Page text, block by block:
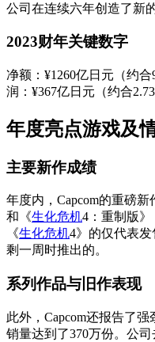
公司在连续六年创造了新
2023财年关键数字
净额：¥1260亿日元（约合
润：¥367亿日元（约合
年度亮点游戏及
主要新作成绩
年度内，Capcom的重磅新
和《生化危机4：重制版》
《生化危机4》的仅代表
剩一周时推出的。
系列作品与旧作表现
此外，Capcom还报告了
销量达到了370万份。公